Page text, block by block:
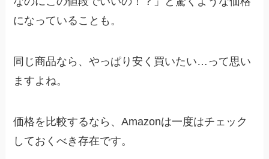
になっていることも。
同じ商品なら、やっぱり安く買いたい…って思い
ますよね。
価格を比較するなら、Amazonは一度はチェック
しておくべき存在です。